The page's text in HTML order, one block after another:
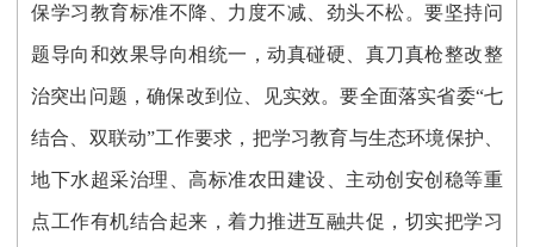
保学习教育标准不降、力度不减、劲头不松。要坚持问
题导向和效果导向相统一，动真碰硬、真刀真枪整改整
治突出问题，确保改到位、见实效。要全面落实省委“七
结合、双联动”工作要求，把学习教育与生态环境保护、
地下水超采治理、高标准农田建设、主动创安创稳等重
点工作有机结合起来，着力推进互融共促，切实把学习